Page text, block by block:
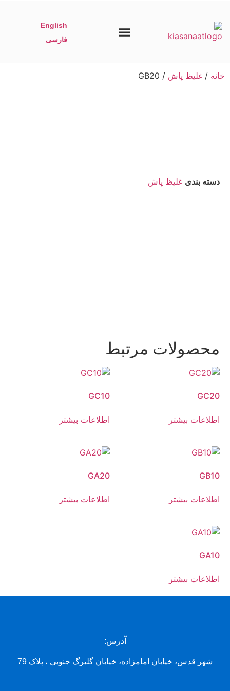
English
فارسی
خانه / غلیظ پاش / GB20
دسته بندی غلیظ پاش
محصولات مرتبط
GC20
اطلاعات بیشتر
GC10
اطلاعات بیشتر
GB10
اطلاعات بیشتر
GA20
اطلاعات بیشتر
GA10
اطلاعات بیشتر
آدرس:
شهر قدس، خیابان امامزاده، خیابان گلبرگ جنوبی ، پلاک 79